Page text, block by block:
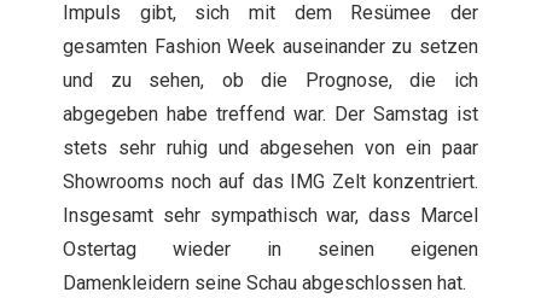
Impuls gibt, sich mit dem Resümee der
gesamten Fashion Week auseinander zu setzen
und zu sehen, ob die Prognose, die ich
abgegeben habe treffend war. Der Samstag ist
stets sehr ruhig und abgesehen von ein paar
Showrooms noch auf das IMG Zelt konzentriert.
Insgesamt sehr sympathisch war, dass Marcel
Ostertag wieder in seinen eigenen
Damenkleidern seine Schau abgeschlossen hat.